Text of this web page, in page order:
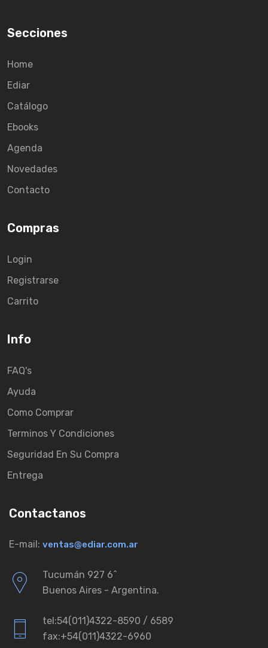
Secciones
Home
Ediar
Catálogo
Ebooks
Agenda
Novedades
Contacto
Compras
Login
Registrarse
Carrito
Info
FAQ's
Ayuda
Como Comprar
Terminos Y Condiciones
Seguridad En Su Compra
Entrega
Contactanos
E-mail: ventas@ediar.com.ar
Tucumán 927 6ˆ
Buenos Aires - Argentina.
tel:54(011)4322-8590 / 6589
fax:+54(011)4322-6960